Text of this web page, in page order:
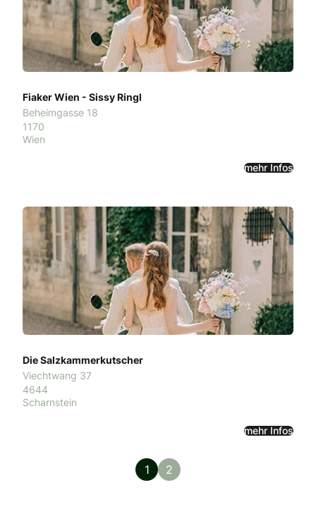
Fiaker Wien - Sissy Ringl
Beheimgasse 18
1170
Wien
mehr Infos
Die Salzkammerkutscher
Viechtwang 37
4644
Scharnstein
mehr Infos
1 2